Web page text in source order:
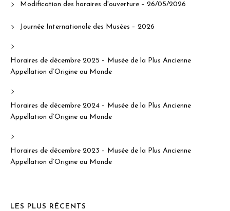
Modification des horaires d'ouverture – 26/05/2026
Journée Internationale des Musées – 2026
Horaires de décembre 2025 – Musée de la Plus Ancienne
Appellation d’Origine au Monde
Horaires de décembre 2024 – Musée de la Plus Ancienne
Appellation d’Origine au Monde
Horaires de décembre 2023 – Musée de la Plus Ancienne
Appellation d’Origine au Monde
LES PLUS RÉCENTS